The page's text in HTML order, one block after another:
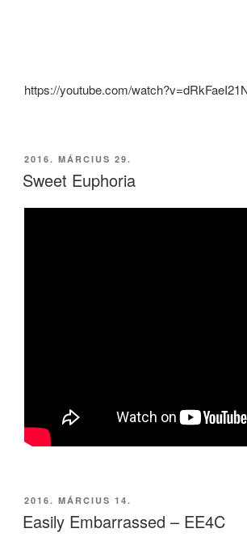
https://youtube.com/
BEKÜLDVE:
2016. MÁRCIUS 29.
Sweet Euphoria
BEKÜLDVE:
2016. MÁRCIUS 14.
Easily Embarrassed – EE4C